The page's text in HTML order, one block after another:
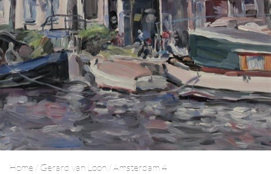
Home / Gerard van Loon / Amsterdam 4